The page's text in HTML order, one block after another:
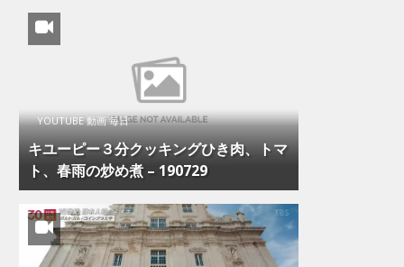
YOUTUBE 動画 毎日
キユーピー３分クッキングひき肉、トマ
ト、春雨の炒め煮 – 190729